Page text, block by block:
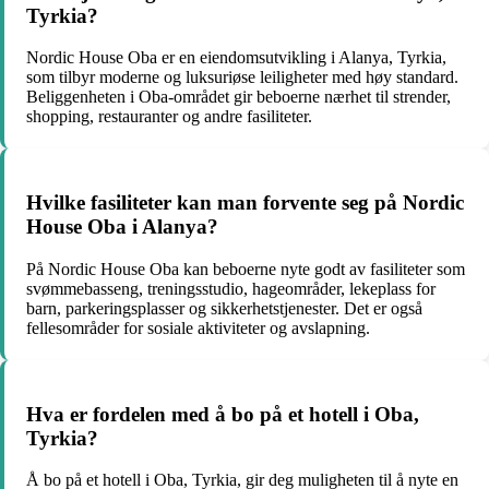
Tyrkia?
Nordic House Oba er en eiendomsutvikling i Alanya, Tyrkia,
som tilbyr moderne og luksuriøse leiligheter med høy standard.
Beliggenheten i Oba-området gir beboerne nærhet til strender,
shopping, restauranter og andre fasiliteter.
Hvilke fasiliteter kan man forvente seg på Nordic
House Oba i Alanya?
På Nordic House Oba kan beboerne nyte godt av fasiliteter som
svømmebasseng, treningsstudio, hageområder, lekeplass for
barn, parkeringsplasser og sikkerhetstjenester. Det er også
fellesområder for sosiale aktiviteter og avslapning.
Hva er fordelen med å bo på et hotell i Oba,
Tyrkia?
Å bo på et hotell i Oba, Tyrkia, gir deg muligheten til å nyte en